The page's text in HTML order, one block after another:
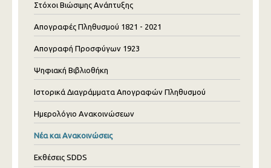
Στόχοι Βιώσιμης Ανάπτυξης
Απογραφές Πληθυσμού 1821 - 2021
Απογραφή Προσφύγων 1923
Ψηφιακή Βιβλιοθήκη
Ιστορικά Διαγράμματα Απογραφών Πληθυσμού
Ημερολόγιο Ανακοινώσεων
Νέα και Ανακοινώσεις
Εκθέσεις SDDS